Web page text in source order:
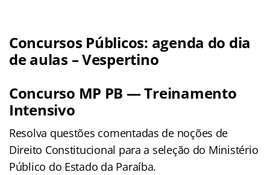
Concursos Públicos: agenda do dia
de aulas – Vespertino
Concurso MP PB — Treinamento
Intensivo
Resolva questões comentadas de noções de
Direito Constitucional para a seleção do Ministério
Público do Estado da Paraíba.